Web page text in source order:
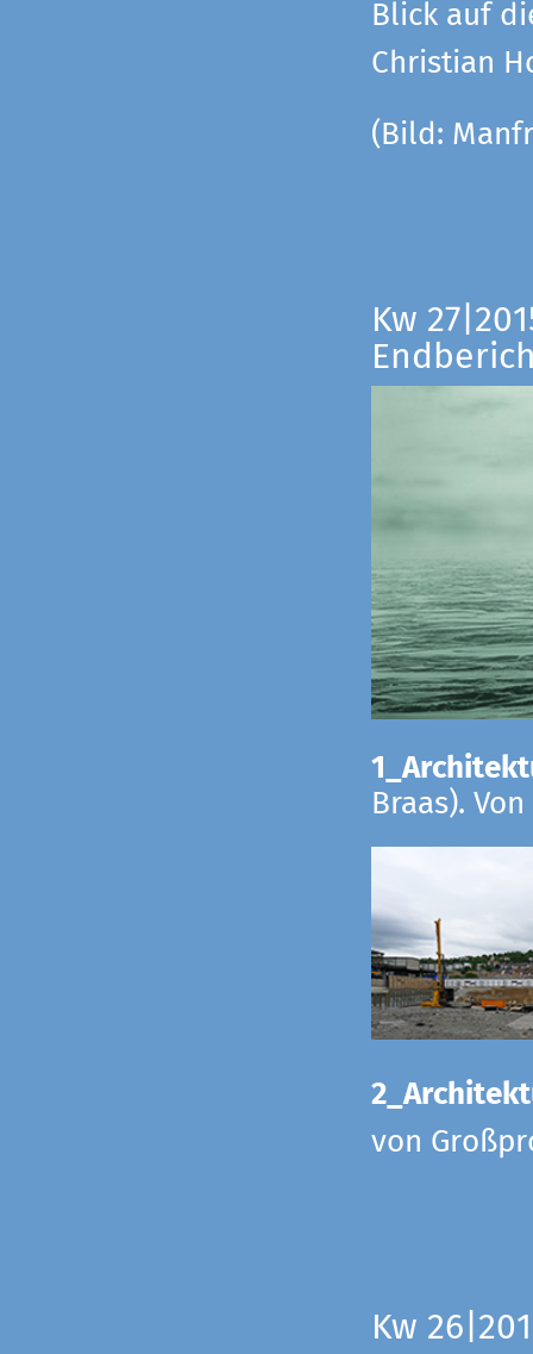
Blick auf
Christian
(Bild:
Kw
Braas).
von
Kw